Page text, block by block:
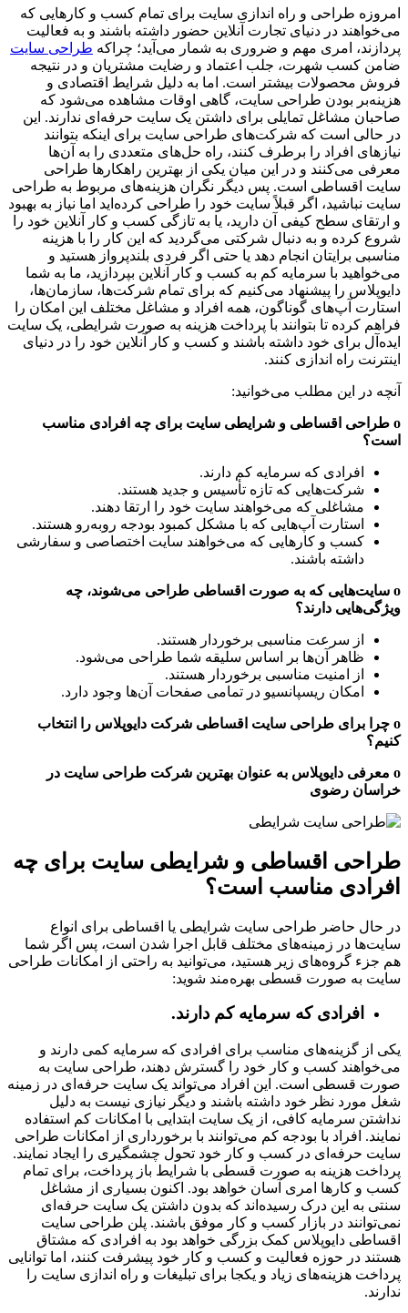
امروزه طراحی و راه اندازی سایت برای تمام کسب و کارهایی که
می‌خواهند در دنیای تجارت آنلاین حضور داشته باشند و به فعالیت
پردازند، امری مهم و ضروری به شمار می‌آید؛ چراکه طراحی سایت
ضامن کسب شهرت، جلب اعتماد و رضایت مشتریان و در نتیجه
فروش محصولات بیشتر است. اما به دلیل شرایط اقتصادی و
هزینه‌بر بودن طراحی سایت، گاهی اوقات مشاهده می‌شود که
صاحبان مشاغل تمایلی برای داشتن یک سایت حرفه‌ای ندارند. این
در حالی است که شرکت‌های طراحی سایت برای اینکه بتوانند
نیازهای افراد را برطرف کنند، راه حل‌های متعددی را به آن‌ها
معرفی می‌کنند و در این میان یکی از بهترین راهکار‌ها طراحی
سایت اقساطی است. پس دیگر نگران هزینه‌های مربوط به طراحی
سایت نباشید، اگر قبلاً سایت خود را طراحی کرده‌اید اما نیاز به بهبود
و ارتقای سطح کیفی آن دارید، یا به تازگی کسب و کار آنلاین خود را
شروع کرده و به دنبال شرکتی می‌گردید که این کار را با هزینه
مناسبی برایتان انجام دهد یا حتی اگر فردی بلندپرواز هستید و
می‌خواهید با سرمایه کم به کسب و کار آنلاین بپردازید، ما به شما
دایوپلاس را پیشنهاد می‌کنیم که برای تمام شرکت‌ها، سازمان‌ها،
استارت آپ‌های گوناگون، همه افراد و مشاغل مختلف این امکان را
فراهم کرده تا بتوانند با پرداخت هزینه به صورت شرایطی، یک سایت
ایده‌آل برای خود داشته باشند و کسب و کار آنلاین خود را در دنیای
اینترنت راه اندازی کنند.
آنچه در این مطلب می‌خوانید:
o طراحی اقساطی و شرایطی سایت برای چه افرادی مناسب
است؟
افرادی که سرمایه کم دارند.
شرکت‌هایی که تازه تأسیس و جدید هستند.
مشاغلی که می‌خواهند سایت خود را ارتقا دهند.
استارت آپ‌هایی که با مشکل کمبود بودجه روبه‌رو هستند.
کسب و کارهایی که می‌خواهند سایت اختصاصی و سفارشی
داشته باشند.
o سایت‌هایی که به صورت اقساطی طراحی می‌شوند، چه
ویژگی‌هایی دارند؟
از سرعت مناسبی برخوردار هستند.
ظاهر آن‌ها بر اساس سلیقه شما طراحی می‌شود.
از امنیت مناسبی برخوردار هستند.
امکان ریسپانسیو در تمامی صفحات آن‌ها وجود دارد.
o چرا برای طراحی سایت اقساطی شرکت دایوپلاس را انتخاب
کنیم؟
o معرفی دایوپلاس به عنوان بهترین شرکت طراحی سایت در
خراسان رضوی
طراحی اقساطی و شرایطی سایت برای چه
افرادی مناسب است؟
در حال حاضر طراحی سایت شرایطی یا اقساطی برای انواع
سایت‌ها در زمینه‌های مختلف قابل اجرا شدن است، پس اگر شما
هم جزء گروه‌های زیر هستید، می‌توانید به راحتی از امکانات طراحی
سایت به صورت قسطی بهره‌مند شوید:
افرادی که سرمایه کم دارند.
یکی از گزینه‌های مناسب برای افرادی که سرمایه کمی دارند و
می‌خواهند کسب و کار خود را گسترش دهند، طراحی سایت به
صورت قسطی است. این افراد می‌تواند یک سایت حرفه‌ای در زمینه
شغل مورد نظر خود داشته باشند و دیگر نیازی نیست به دلیل
نداشتن سرمایه کافی، از یک سایت ابتدایی با امکانات کم استفاده
نمایند. افراد با بودجه کم می‌توانند با برخورداری از امکانات طراحی
سایت حرفه‌ای در کسب و کار خود تحول چشمگیری را ایجاد نمایند.
پرداخت هزینه به صورت قسطی با شرایط باز پرداخت، برای تمام
کسب و کار‌ها امری آسان خواهد بود. اکنون بسیاری از مشاغل
سنتی به این درک رسیده‌اند که بدون داشتن یک سایت حرفه‌ای
نمی‌توانند در بازار کسب و کار موفق باشند. پلن طراحی سایت
اقساطی دایوپلاس کمک بزرگی خواهد بود به افرادی که مشتاق
هستند در حوزه فعالیت و کسب و کار خود پیشرفت کنند، اما توانایی
پرداخت هزینه‌های زیاد و یکجا برای تبلیغات و راه اندازی سایت را
ندارند.